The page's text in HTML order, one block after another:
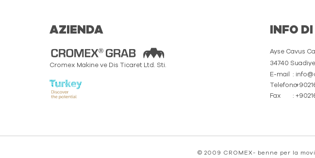
AZIENDA
Cromex Makine ve Dis Ticaret Ltd. Sti.
INFO
Ayse Cavus
34740
E-mail
:
Telefono
:
Fax
:
© 2009 CROMEX- benne per la